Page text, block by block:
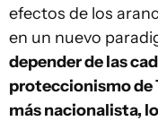
efectos de los
en un nuevo
depender de las
proteccionismo de
más nacionalista,